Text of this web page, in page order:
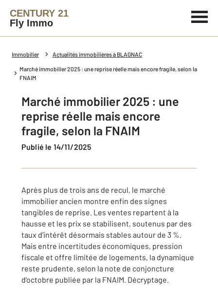
CENTURY 21
Fly Immo
Immobilier Actualités immobilières à BLAGNAC
Marché immobilier 2025 : une reprise réelle mais encore fragile, selon la
FNAIM
Marché immobilier 2025 : une
reprise réelle mais encore
fragile, selon la FNAIM
Publié le 14/11/2025
Après plus de trois ans de recul, le marché
immobilier ancien montre enfin des signes
tangibles de reprise. Les ventes repartent à la
hausse et les prix se stabilisent, soutenus par des
taux d’intérêt désormais stables autour de 3 %.
Mais entre incertitudes économiques, pression
fiscale et offre limitée de logements, la dynamique
reste prudente, selon la note de conjoncture
d’octobre publiée par la FNAIM. Décryptage.